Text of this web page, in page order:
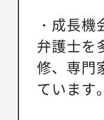
・成長
弁護士を
修、専門
ています。